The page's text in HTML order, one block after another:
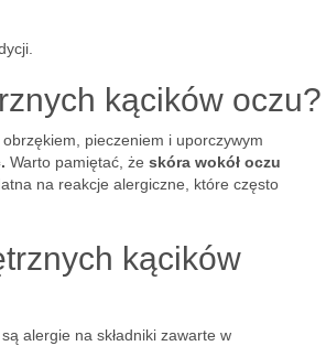
kącików oczu?
pieczeniem i uporczywym
Warto pamiętać, że skóra wokół oczu
na reakcje alergiczne, które często
kącików
alergie na składniki zawarte w